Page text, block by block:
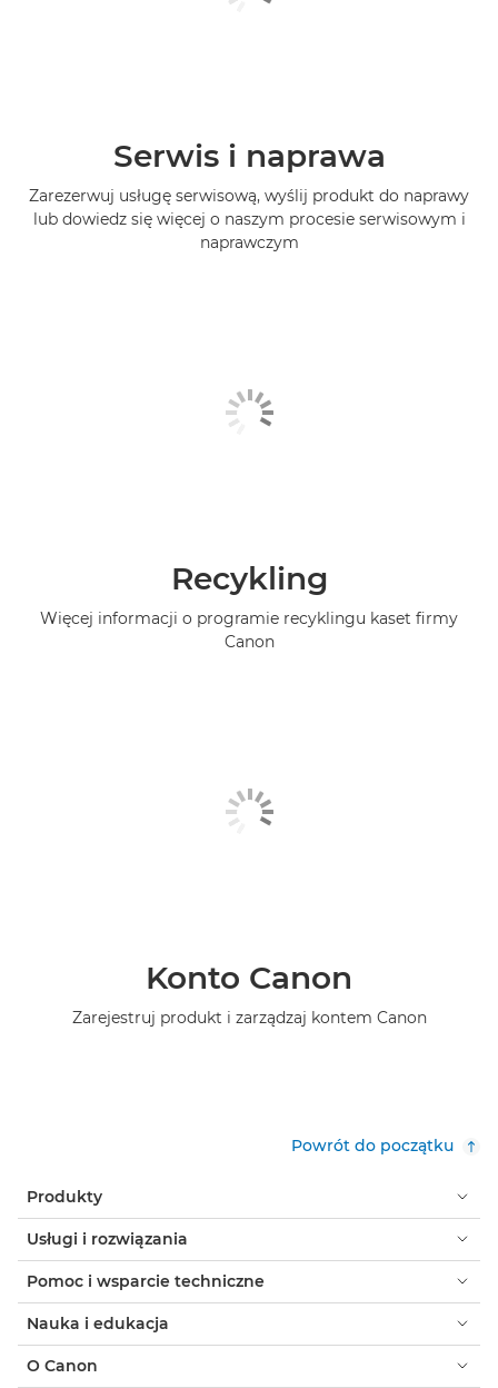
Serwis i naprawa
Zarezerwuj usługę serwisową, wyślij produkt do naprawy
lub dowiedz się więcej o naszym procesie serwisowym i
naprawczym
Recykling
Więcej informacji o programie recyklingu kaset firmy
Canon
Konto Canon
Zarejestruj produkt i zarządzaj kontem Canon
Powrót do początku
Produkty
Usługi i rozwiązania
Pomoc i wsparcie techniczne
Nauka i edukacja
O Canon